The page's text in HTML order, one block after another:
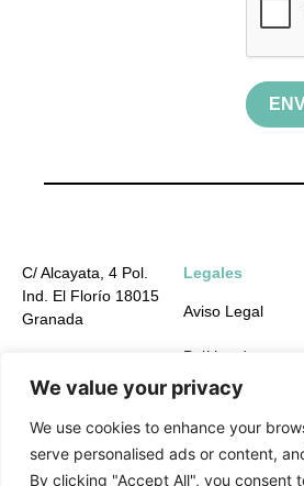
We value your privacy
We use cookies to enhance your
serve personalised ads or content,
By clicking "Accept All", you consent
C/ Alcayata, 4 Pol.
Ind. El Florío 18015
Granada
info@greening-
group.com
Legales
Aviso Legal
Política de
Privacidad
Política de
Política de